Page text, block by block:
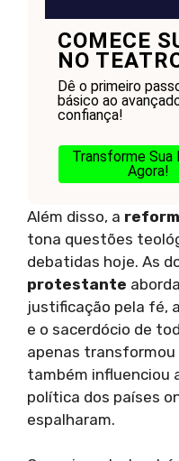
COMECE
NO
Dê o primeiro
básico ao
confiança!
Transforme Sua
Agora!
Além disso, a
tona questões
debatidas hoje. As
protestante
justificação pela fé,
e o sacerdócio de
apenas transformou
também influenciou
política dos países
espalharam.